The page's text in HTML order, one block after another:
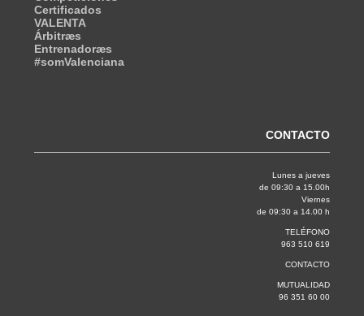
Certificados
VALENTA
Árbitræs
Entrenadoræs
#somValenciana
CONTACTO
Lunes a jueves
de 09:30 a 15.00h
Viernes
de 09:30 a 14.00 h
TELÉFONO
963 510 619
CONTACTO
MUTUALIDAD
96 351 60 00